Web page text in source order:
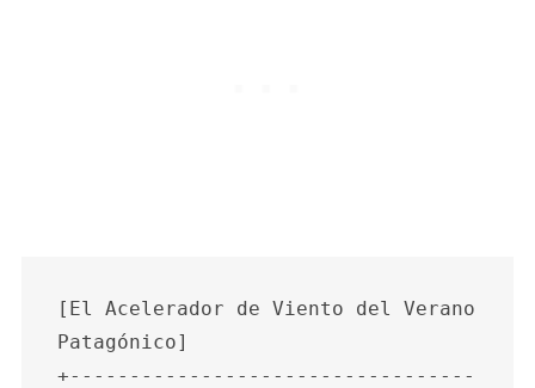
[El Acelerador de Viento del Verano
Patagónico]
+----------------------------------